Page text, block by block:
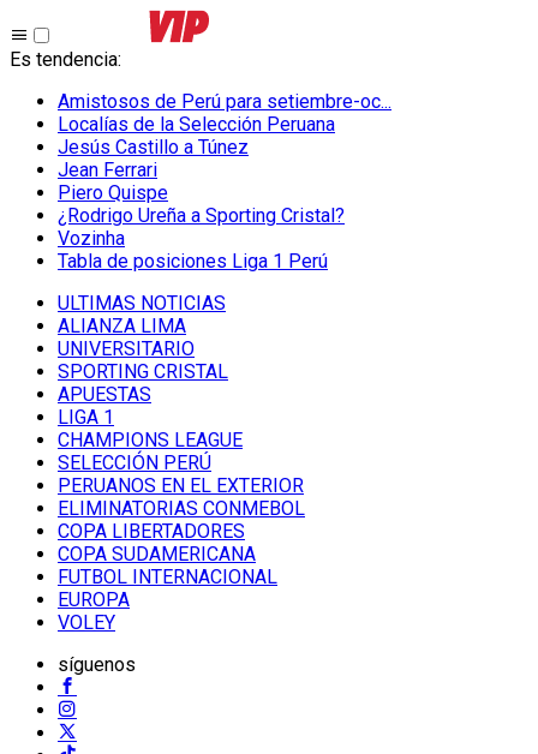
Es tendencia:
Amistosos de Perú para setiembre-oc...
Localías de la Selección Peruana
Jesús Castillo a Túnez
Jean Ferrari
Piero Quispe
¿Rodrigo Ureña a Sporting Cristal?
Vozinha
Tabla de posiciones Liga 1 Perú
ULTIMAS NOTICIAS
ALIANZA LIMA
UNIVERSITARIO
SPORTING CRISTAL
APUESTAS
LIGA 1
CHAMPIONS LEAGUE
SELECCIÓN PERÚ
PERUANOS EN EL EXTERIOR
ELIMINATORIAS CONMEBOL
COPA LIBERTADORES
COPA SUDAMERICANA
FUTBOL INTERNACIONAL
EUROPA
VOLEY
síguenos